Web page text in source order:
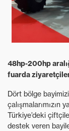
48hp-200hp
fuarda
Dört bölge
çalışmalarımızın
Türkiye’deki
destek veren